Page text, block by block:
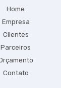
Home
Empresa
Clientes
Parceiros
Contato